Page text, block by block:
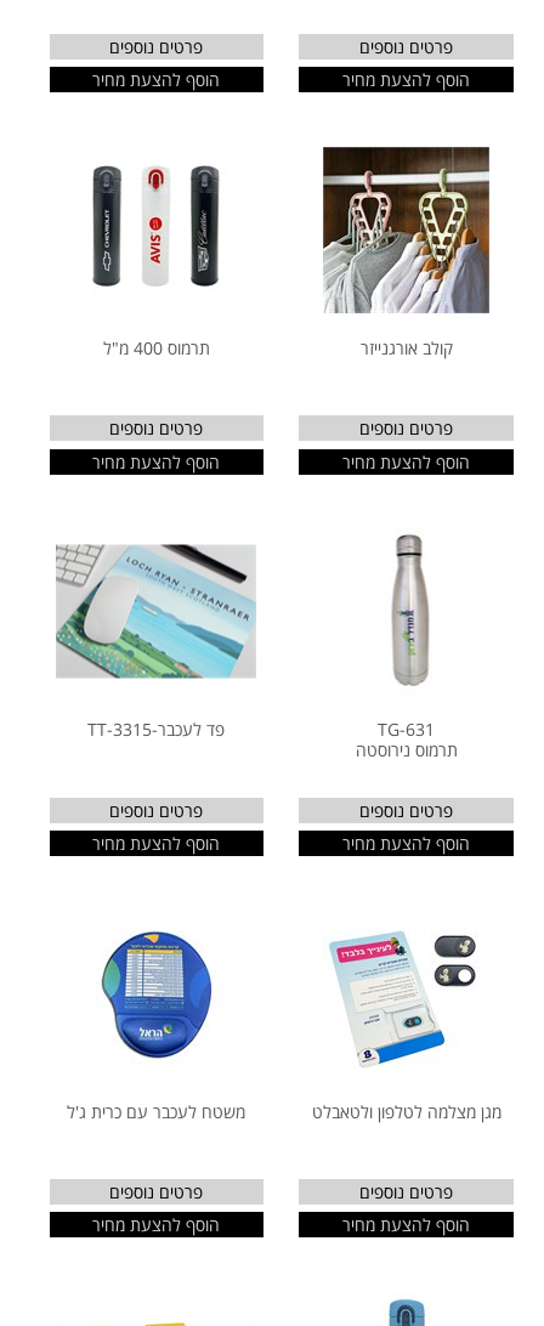
פרטים נוספים
הוסף להצעת מחיר
פרטים נוספים
הוסף להצעת מחיר
קולב אורגנייזר
פרטים נוספים
הוסף להצעת מחיר
תרמוס 400 מ"ל
פרטים נוספים
הוסף להצעת מחיר
TG-631
תרמוס נירוסטה
פרטים נוספים
הוסף להצעת מחיר
פד לעכבר-TT-3315
פרטים נוספים
הוסף להצעת מחיר
מגן מצלמה לטלפון ולטאבלט
פרטים נוספים
הוסף להצעת מחיר
משטח לעכבר עם כרית ג'ל
פרטים נוספים
הוסף להצעת מחיר